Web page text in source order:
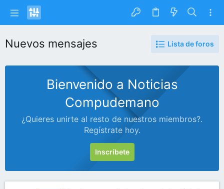
Nuevos mensajes Lista de foros
Bienvenido a Noticias
Compudemano
¿Quieres unirte al resto de nuestros miembros?.
Regístrate hoy.
Inscríbete